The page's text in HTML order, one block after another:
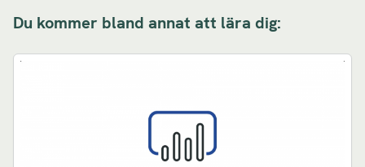
Du kommer bland annat att lära dig: